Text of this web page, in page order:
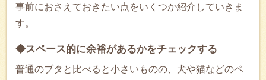
事前におさえておきたい点をいくつか紹介していきま
す。
◆スペース的に余裕があるかをチェックする
普通のブタと比べると小さいものの、犬や猫などのペ